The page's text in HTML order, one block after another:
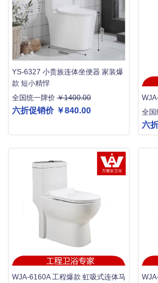
YS-6327 小贵族连体坐便器 家装爆
款 短小精悍
全国统一牌价￥1400.00
六折促销价 ￥840.00
全
六
WJA-6160A 工程爆款 虹吸式连体马